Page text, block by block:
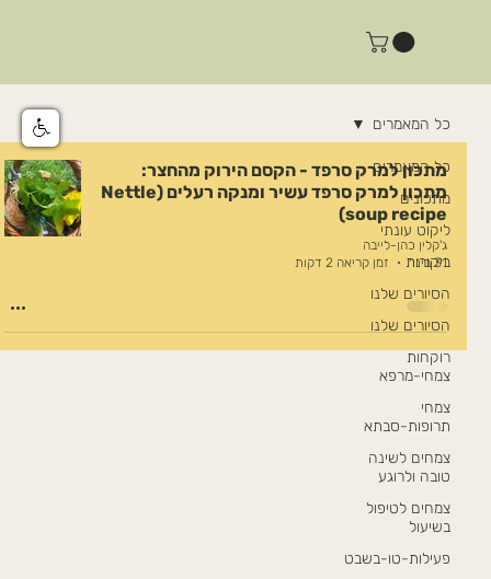
כל המאמרים
מתכונים
ליקוט עונתי
ביקורות
הסיורים שלנו
הסיורים שלנו
רוקחות
צמחי-מרפא
צמחי
תרופות-סבתא
צמחים לשינה
טובה ולרוגע
צמחים לטיפול
בשיעול
פעילות-טו-בשבט
כל המאמרים
מתכון למרק סרפד - הקסם הירוק מהחצר:
מתכון למרק סרפד עשיר ומנקה רעלים (Nettle
soup recipe)
ג'קלין כהן-לייבה
31 בינו׳
זמן קריאה 2 דקות